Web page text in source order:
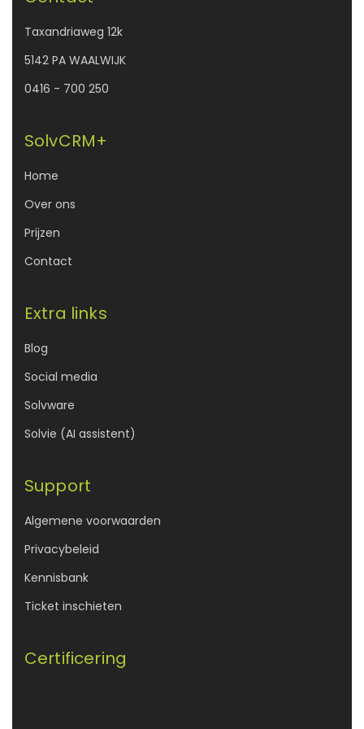
Taxandriaweg 12k
5142 PA WAALWIJK
0416 - 700 250
SolvCRM+
Home
Over ons
Prijzen
Contact
Extra links
Blog
Social media
Solvware
Solvie (AI assistent)
Support
Algemene voorwaarden
Privacybeleid
Kennisbank
Ticket inschieten
Certificering